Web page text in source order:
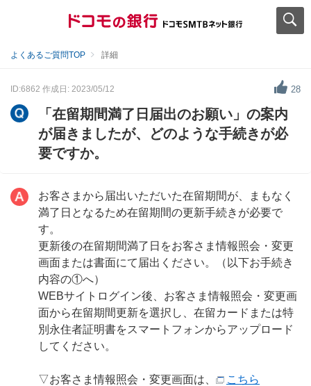
よくあるご質問TOP 詳細
ID:6862 作成日: 2023/05/12 28
「在留期間満了日届出のお願い」の案内
が届きましたが、どのような手続きが必
要ですか。
お客さまから届出いただいた在留期間が、まもなく
満了日となるため在留期間の更新手続きが必要で
す。
更新後の在留期間満了日をお客さま情報照会・変更
画面または書面にて届出ください。（以下お手続き
内容の①へ）
WEBサイトログイン後、お客さま情報照会・変更画
面から在留期間更新を選択し、在留カードまたは特
別永住者証明書をスマートフォンからアップロード
してください。
▽お客さま情報照会・変更画面は、 こちら